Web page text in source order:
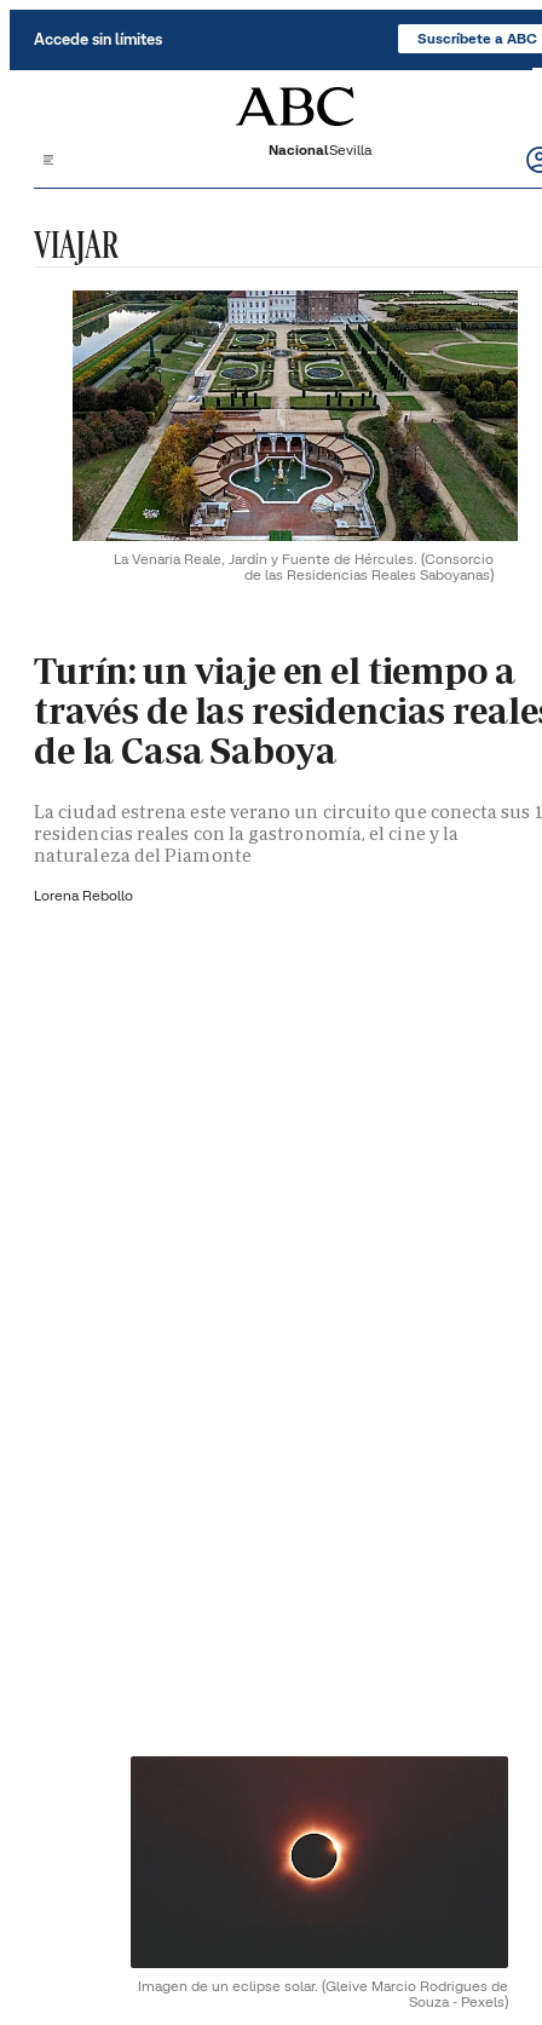
Accede sin límites Suscríbete a ABC
NacionalSevilla
VIAJAR
La Venaria Reale, Jardín y Fuente de Hércules. (Consorcio
de las Residencias Reales Saboyanas)
Turín: un viaje en el tiempo a
través de las residencias
de la Casa Saboya
La ciudad estrena este verano un circuito que conecta sus
residencias reales con la gastronomía, el cine y la
naturaleza del Piamonte
Lorena Rebollo
Imagen de un eclipse solar. (Gleive Marcio Rodrigues de
Souza - Pexels)